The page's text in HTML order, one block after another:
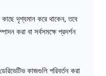
দৃশ্যমান করে থাকেন, তবে
করা বা সর্বসমক্ষে প্রদর্শন
কাজগুলি পরিবর্তন করা